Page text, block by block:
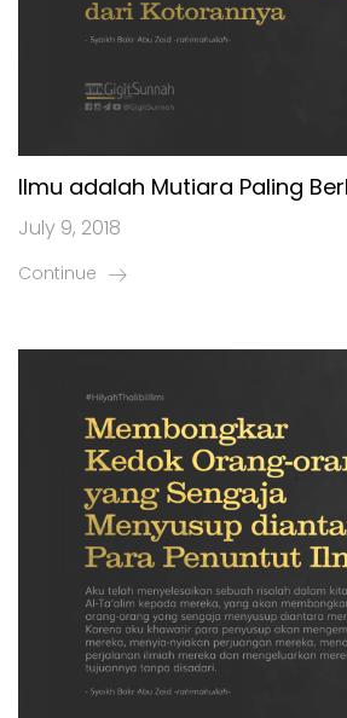
Ilmu adalah Mutiara Paling
July 9, 2018
Continue